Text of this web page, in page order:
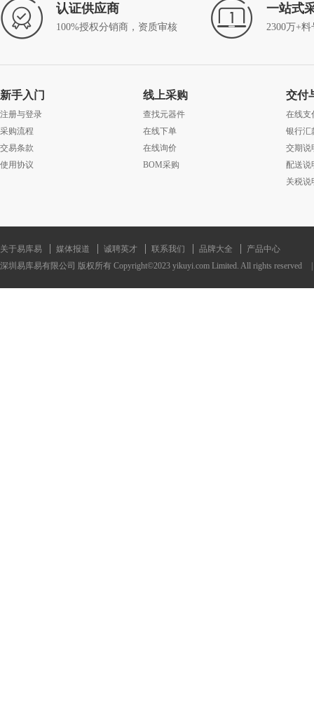
认证供应商
100%授权分销商，资质审核
一站式
2300万+
新手入门
注册与登录
采购流程
交易条款
使用协议
线上采购
查找元器件
在线下单
在线询价
BOM采购
交付
在线支
银行汇
交期说
配送说
关税说
关于易库易 媒体报道 诚聘英才 联系我们 品牌大全
产品中心
深圳易库易有限公司 版权所有 Copyright©2023 yikuyi.com Limited. All rights reserved